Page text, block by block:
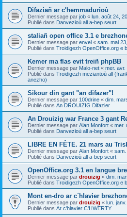
Difaziañ ar c'hemmadurioù
Dernier message par job « lun. août 24,
Publié dans Danvezioù all a-bep seurt
staliañ open office 3.1 e
Dernier message par envel « sam. mai
Publié dans Troidigezh OpenOffice.org e
Kemer ma flas evit treiñ phpBB
Dernier message par Malo-net « mer. avr.
Publié dans Troidigezh meziantoù all
anezho)
Sikour din gant "an difazer"!
Dernier message par 100drine « dim.
Publié dans An DROUIZIG Difazier
An Drouizig war France 3 gant
Dernier message par Alan Monfort « mer.
Publié dans Danvezioù all a-bep seurt
LIBRE EN FÊTE. 21 mars au
Dernier message par Alan Monfort « sam.
Publié dans Danvezioù all a-bep seurt
OpenOffice.org 3.1 en langue
Dernier message par drouizig « dim.
Publié dans Troidigezh OpenOffice.org e
Mont en-dro ar c´hlavier
Dernier message par drouizig « lun.
Publié dans Ar c'hlavier C'HWERTY